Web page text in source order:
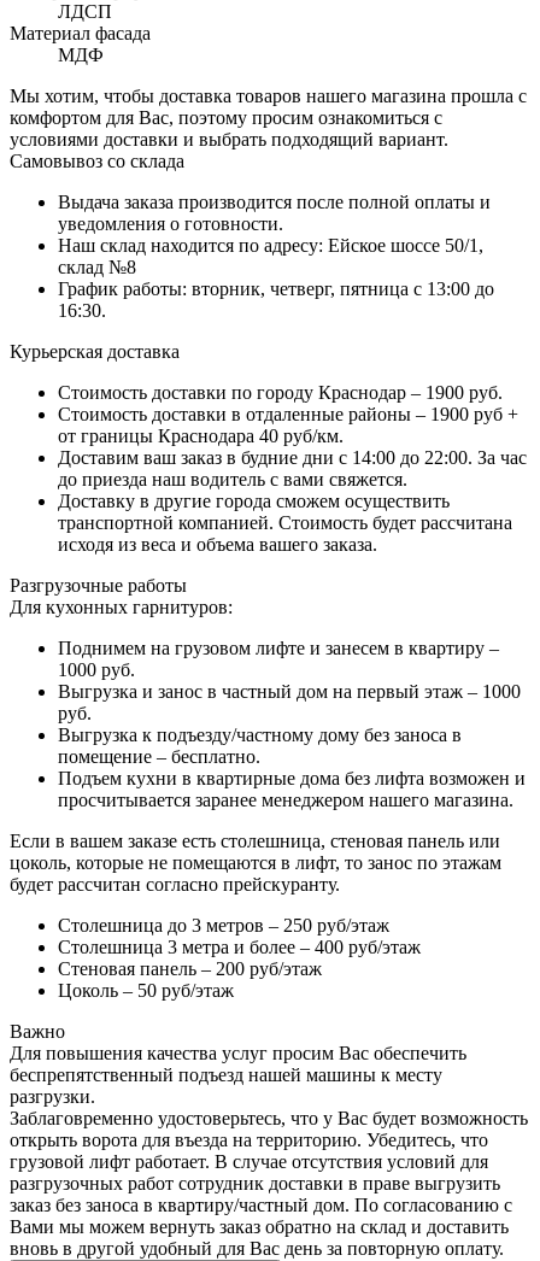
ЛДСП
Материал фасада
МДФ
Мы хотим, чтобы доставка товаров нашего магазина прошла с
комфортом для Вас, поэтому просим ознакомиться с
условиями доставки и выбрать подходящий вариант.
Самовывоз со склада
Выдача заказа производится после полной оплаты и
уведомления о готовности.
Наш склад находится по адресу: Ейское шоссе 50/1,
склад №8
График работы: вторник, четверг, пятница с 13:00 до
16:30.
Курьерская доставка
Стоимость доставки по городу Краснодар – 1900 руб.
Стоимость доставки в отдаленные районы – 1900 руб +
от границы Краснодара 40 руб/км.
Доставим ваш заказ в будние дни с 14:00 до 22:00. За час
до приезда наш водитель с вами свяжется.
Доставку в другие города сможем осуществить
транспортной компанией. Стоимость будет рассчитана
исходя из веса и объема вашего заказа.
Разгрузочные работы
Для кухонных гарнитуров:
Поднимем на грузовом лифте и занесем в квартиру –
1000 руб.
Выгрузка и занос в частный дом на первый этаж – 1000
руб.
Выгрузка к подъезду/частному дому без заноса в
помещение – бесплатно.
Подъем кухни в квартирные дома без лифта возможен и
просчитывается заранее менеджером нашего магазина.
Если в вашем заказе есть столешница, стеновая панель или
цоколь, которые не помещаются в лифт, то занос по этажам
будет рассчитан согласно прейскуранту.
Столешница до 3 метров – 250 руб/этаж
Столешница 3 метра и более – 400 руб/этаж
Стеновая панель – 200 руб/этаж
Цоколь – 50 руб/этаж
Важно
Для повышения качества услуг просим Вас обеспечить
беспрепятственный подъезд нашей машины к месту
разгрузки.
Заблаговременно удостоверьтесь, что у Вас будет возможность
открыть ворота для въезда на территорию. Убедитесь, что
грузовой лифт работает. В случае отсутствия условий для
разгрузочных работ сотрудник доставки в праве выгрузить
заказ без заноса в квартиру/частный дом. По согласованию с
Вами мы можем вернуть заказ обратно на склад и доставить
вновь в другой удобный для Вас день за повторную оплату.